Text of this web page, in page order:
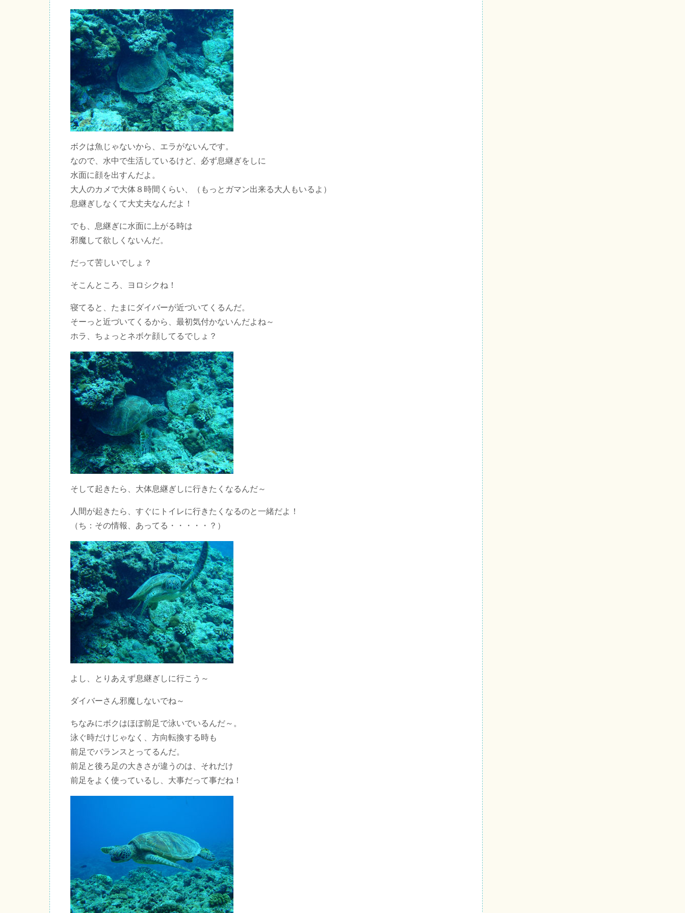
ボクは魚じゃないから、エラがないんです。
なので、水中で生活しているけど、必ず息継ぎをしに
水面に顔を出すんだよ。
大人のカメで大体８時間くらい、（もっとガマン出来る大人もいるよ）
息継ぎしなくて大丈夫なんだよ！
でも、息継ぎに水面に上がる時は
邪魔して欲しくないんだ。
だって苦しいでしょ？
そこんところ、ヨロシクね！
寝てると、たまにダイバーが近づいてくるんだ。
そーっと近づいてくるから、最初気付かないんだよね～
ホラ、ちょっとネボケ顔してるでしょ？
そして起きたら、大体息継ぎしに行きたくなるんだ～
人間が起きたら、すぐにトイレに行きたくなるのと一緒だよ！
（ち：その情報、あってる・・・・・？）
よし、とりあえず息継ぎしに行こう～
ダイバーさん邪魔しないでね～
ちなみにボクはほぼ前足で泳いでいるんだ～。
泳ぐ時だけじゃなく、方向転換する時も
前足でバランスとってるんだ。
前足と後ろ足の大きさが違うのは、それだけ
前足をよく使っているし、大事だって事だね！